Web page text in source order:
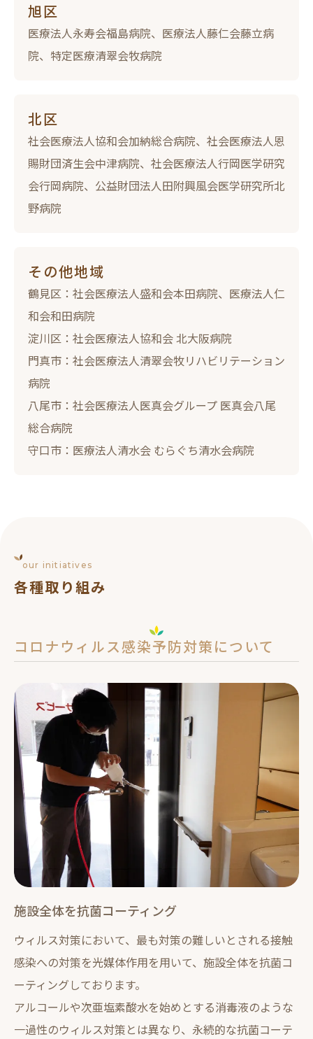
旭区
医療法人永寿会福島病院、医療法人藤仁会藤立病
院、特定医療清翠会牧病院
北区
社会医療法人協和会加納総合病院、社会医療法人恩
賜財団済生会中津病院、社会医療法人行岡医学研究
会行岡病院、公益財団法人田附興風会医学研究所北
野病院
その他地域
鶴見区：社会医療法人盛和会本田病院、医療法人仁
和会和田病院
淀川区：社会医療法人協和会 北大阪病院
門真市：社会医療法人清翠会牧リハビリテーション
病院
八尾市：社会医療法人医真会グループ 医真会八尾
総合病院
守口市：医療法人清水会 むらぐち清水会病院
our initiatives
各種取り組み
コロナウィルス感染予防対策について
施設全体を抗菌コーティング
ウィルス対策において、最も対策の難しいとされる接触
感染への対策を光媒体作用を用いて、施設全体を抗菌コ
ーティングしております。
アルコールや次亜塩素酸水を始めとする消毒液のような
一過性のウィルス対策とは異なり、永続的な抗菌コーテ